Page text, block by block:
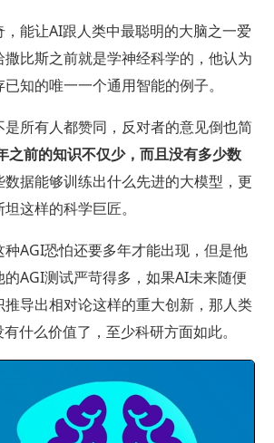
能让AI跟人类中最聪明的大脑之一爱
比斯之前就是学神经科学的，他认为
知的唯一一个通用智能的例子。
所有人都赞同，反对者的意见倒也简
之前的知识不仅少，而且没有多少数
数据能够训练出什么先进的大模型，更
这样的科学巨匠。
AGI恐怕还要多年才能出现，但是他
AGI测试严苛得多，如果AI未来随便
导出相对论这样的重大创新，那人类
什么价值了，至少科研方面如此。